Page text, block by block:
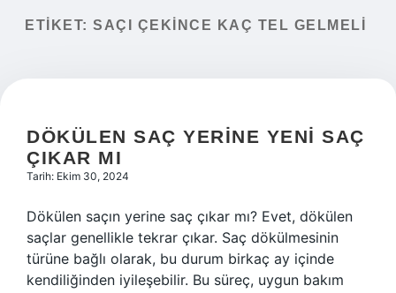
Yasal Uyarı
ETIKET: SAÇI ÇEKINCE KAÇ TEL GELMELI
DÖKÜLEN SAÇ YERINE YENI SAÇ
ÇIKAR MI
Tarih: Ekim 30, 2024
Dökülen saçın yerine saç çıkar mı? Evet, dökülen
saçlar genellikle tekrar çıkar. Saç dökülmesinin
türüne bağlı olarak, bu durum birkaç ay içinde
kendiliğinden iyileşebilir. Bu süreç, uygun bakım